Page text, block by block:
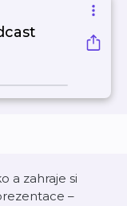
a zahraje si
–